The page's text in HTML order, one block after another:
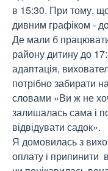
в 15:30. При тому,
дивним графіком -
Де мали б
району дитину до
адаптація,
потрібно забирати
словами «Ви ж не
залишалась сама і
відвідувати садок».
Я домовилась з
оплату і припинити